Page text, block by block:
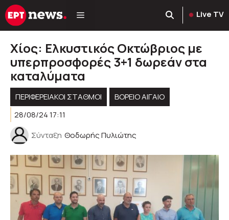
Μετάβαση
σε
Live TV
Χίος: Ελκυστικός Οκτώβριος με
υπερπροσφορές 3+1 δωρεάν στα
καταλύματα
ΠΕΡΙΦΕΡΕΙΑΚΟΊ ΣΤΑΘΜΟΊ
ΒΟΡΕΙΟ ΑΙΓΑΙΟ
28/08/24 17:11
Σύνταξη Θοδωρής Πυλιώτης